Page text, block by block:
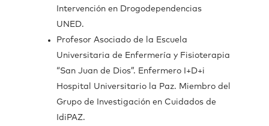
Intervención en Drogodependencias
UNED.
Profesor Asociado de la Escuela
Universitaria de Enfermería y Fisioterapia
“San Juan de Dios”. Enfermero I+D+i
Hospital Universitario la Paz. Miembro del
Grupo de Investigación en Cuidados de
IdiPAZ.